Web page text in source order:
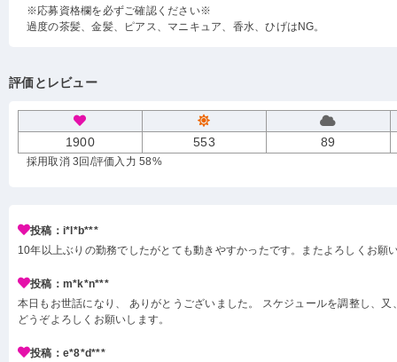
※応募資格欄を必ずご確認ください※
過度の茶髪、金髪、ピアス、マニキュア、香水、ひげはNG。
評価とレビュー
1900 553 89
採用取消 3回 /評価入力 58%
投稿：i*l*b***
10年以上ぶりの勤務でしたがとても動きやすかったです。またよろしくお願
投稿：m*k*n***
本日もお世話になり、 ありがとうございました。 スケジュールを調整し、又
どうぞよろしくお願いします。
投稿：e*8*d***